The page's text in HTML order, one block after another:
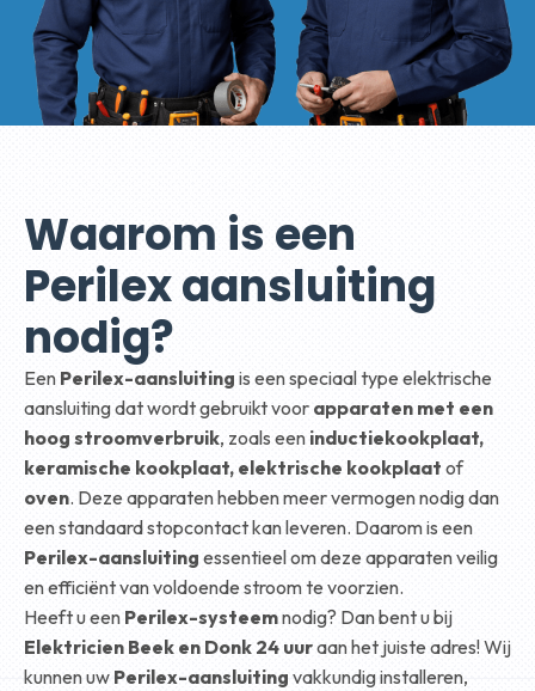
Waarom is een
Perilex aansluiting
nodig?
Een Perilex-aansluiting is een speciaal type elektrische
aansluiting dat wordt gebruikt voor apparaten met een
hoog stroomverbruik, zoals een inductiekookplaat,
keramische kookplaat, elektrische kookplaat of
oven. Deze apparaten hebben meer vermogen nodig dan
een standaard stopcontact kan leveren. Daarom is een
Perilex-aansluiting essentieel om deze apparaten veilig
en efficiënt van voldoende stroom te voorzien.
Heeft u een Perilex-systeemnodig? Dan bent u bij
Elektricien Beek en Donk 24 uuraan het juiste adres! Wij
kunnen uw Perilex-aansluiting vakkundig installeren,